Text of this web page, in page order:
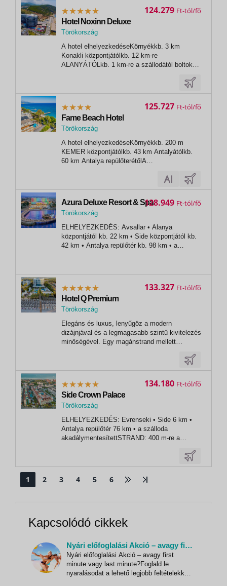
ben épült, rendszeresen...
Hotel Noxinn Deluxe
Törökország
Alanya
A hotel elhelyezkedéseKörnyékkb. 3 km
Konakli központjátólkb. 12 km-re
ALANYÁTÓLkb. 1 km-re a szállodától boltok
szállodárólÁltalánosötcsillagosmodernépült:
liftelegáns előcsarnok24 órás
recepciótengerre...
124.279 Ft
Fame Beach Hotel
Törökország
Kemer
A hotel elhelyezkedéseKörnyékkb. 200 m
KEMER központjátólkb. 43 km Antalyátólkb.
60 km Antalya repülőterétőlA
emeletelőcsarnok24 órás
recepcióparkolóingyenes vezeték nélküli
internet az előcsarnokbanelfogadott...
125.727 Ft
Azura Deluxe Resort & Spa
Törökország
Alanya
ELHELYEZKEDÉS: Avsallar • Alanya
központjától kb. 22 km • Side központjától kb.
42 km • Antalya repülőtér kb. 98 km • a
megközelíthetők helyi busszal (dolmus) vagy
128.949 Ft
Hotel Q Premium
Törökország
Alanya
Elegáns és luxus, lenyűgöz a modern
dizájnjával és a legmagasabb szintű kivitelezés
minőségével. Egy magánstrand mellett
megtervezett medencékről lehet lejutni, és
magas színvonalú tengerparti nyaralást kínál.
133.327 Ft
Side Crown Palace
Törökország
Side
ELHELYEZKEDÉS: Evrenseki • Side 6 km •
Antalya repülőtér 76 km • a szálloda
akadálymentesítettSTRAND: 400 m-re a
ingyenesenÉTKEZÉS: luxus all inclusive •
késői reggeli • éjszakai büfé •...
134.180 Ft
1 2 3 4 5 6
Kapcsolódó cikkek
Nyári előfoglalási Akció – avagy first minute vagy last minute?
Nyári előfoglalási Akció – avagy first
minute vagy last minute?Foglald le
nyaralásodat a lehető legjobb feltételekkel!